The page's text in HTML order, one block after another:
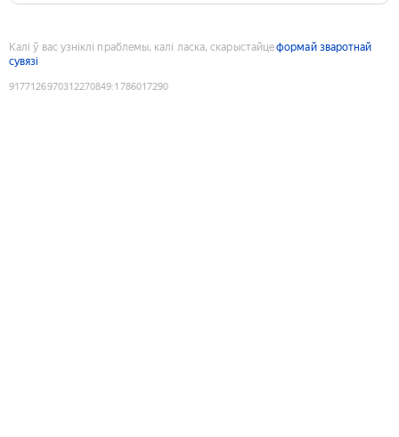
Калі ў вас узніклі праблемы, калі ласка, скарыстайцеформай зваротнай
сувязі
9177126970312270849:1786017290